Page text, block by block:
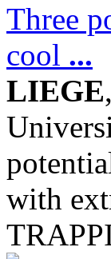
Three
cool ...
LIEGE
with